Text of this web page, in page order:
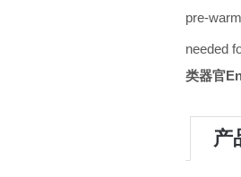
pre-
needed
类器官
产